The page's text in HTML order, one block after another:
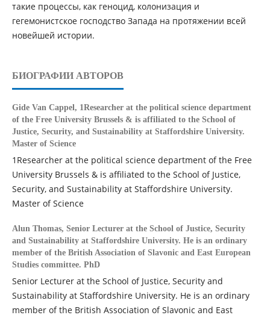
такие процессы, как геноцид, колонизация и
гегемонистское господство Запада на протяжении всей
новейшей истории.
БИОГРАФИИ АВТОРОВ
Gide Van Cappel, 1Researcher at the political science department
of the Free University Brussels & is affiliated to the School of
Justice, Security, and Sustainability at Staffordshire University.
Master of Science
1Researcher at the political science department of the Free
University Brussels & is affiliated to the School of Justice,
Security, and Sustainability at Staffordshire University.
Master of Science
Alun Thomas, Senior Lecturer at the School of Justice, Security
and Sustainability at Staffordshire University. He is an ordinary
member of the British Association of Slavonic and East European
Studies committee. PhD
Senior Lecturer at the School of Justice, Security and
Sustainability at Staffordshire University. He is an ordinary
member of the British Association of Slavonic and East